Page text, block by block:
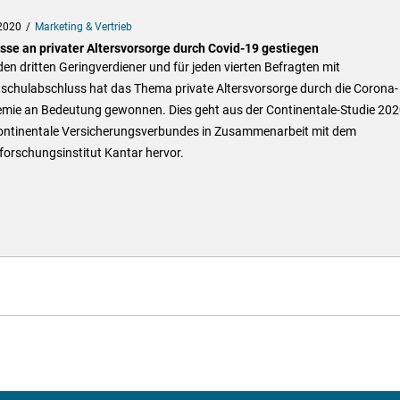
Marketing & Vertrieb
an privater Altersvorsorge durch Covid-19 gestiegen
dritten Geringverdiener und für jeden vierten Befragten mit
hat das Thema private Altersvorsorge durch die Corona-
an Bedeutung gewonnen. Dies geht aus der Continentale-Studie
Versicherungsverbundes in Zusammenarbeit mit dem
Kantar hervor.